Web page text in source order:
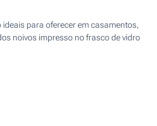
ideais para oferecer em casamentos,
noivos impresso no frasco de vidro